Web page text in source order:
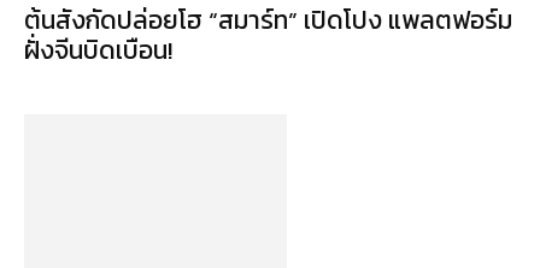
ต้นสังกัดปล่อยโฮ “สมาร์ท” เปิดโปง แพลตฟอร์ม
ฝั่งจีนบิดเบือน!